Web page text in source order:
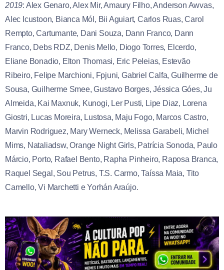
2019: Alex Genaro, Alex Mir, Amaury Filho, Anderson Awvas,
Alec Icustoon, Bianca Mól, Bii Aguiart, Carlos Ruas, Carol
Rempto, Cartumante, Dani Souza, Dann Franco, Dann
Franco, Debs RDZ, Denis Mello, Diogo Torres, Elcerdo,
Eliane Bonadio, Elton Thomasi, Eric Peleias, Estevão
Ribeiro, Felipe Marchioni, Fpjuni, Gabriel Calfa, Guilherme de
Sousa, Guilherme Smee, Gustavo Borges, Jéssica Góes, Ju
Almeida, Kai Maxnuk, Kunogi, Ler Pusti, Lipe Diaz, Lorena
Giostri, Lucas Moreira, Lustosa, Maju Fogo, Marcos Castro,
Marvin Rodriguez, Mary Werneck, Melissa Garabeli, Michel
Mims, Nataliadsw, Orange Night Girls, Patrícia Sonoda, Paulo
Márcio, Porto, Rafael Bento, Rapha Pinheiro, Raposa Branca,
Raquel Segal, Sou Petrus, T.S. Carmo, Taíssa Maia, Tito
Camello, Vi Marchetti e Yorhán Araújo.